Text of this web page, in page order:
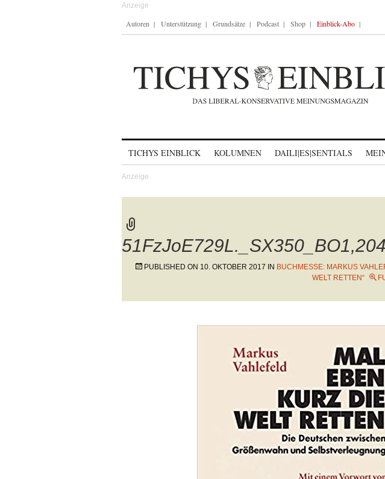
Autoren Unterstützung Grundsätze Podcast Shop Einblick-Abo
TICHYS EINBLICK KOLUMNEN DAILI|ES|SENTIALS
PUBLISHED ON 10. OKTOBER 2017 IN BUCHMESSE: MARKUS
WELT RETTEN“